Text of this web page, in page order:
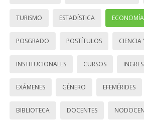
TURISMO ESTADÍSTICA ECONOMÍA
POSGRADO POSTÍTULOS
INSTITUCIONALES CURSOS
EXÁMENES GÉNERO EFEMÉRIDES
BIBLIOTECA DOCENTES